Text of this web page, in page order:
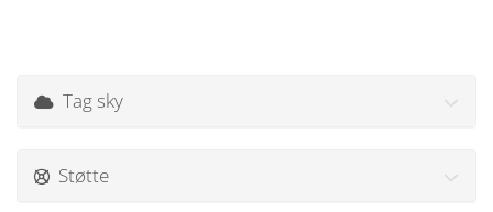
Tag sky
Støtte